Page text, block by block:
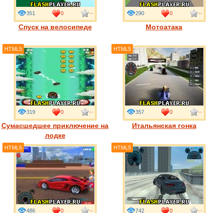
Спуск на велосипеде
351 0 --
Мотоатака
290 0 --
Сумасшедшее приключение на
лодке
319 0 --
HTML5
Итальянская гонка
357 0 --
HTML5
486 0 --
HTML5
742 0 --
HTML5